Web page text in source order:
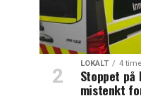
LOKALT 4
Stoppet på
mistenkt